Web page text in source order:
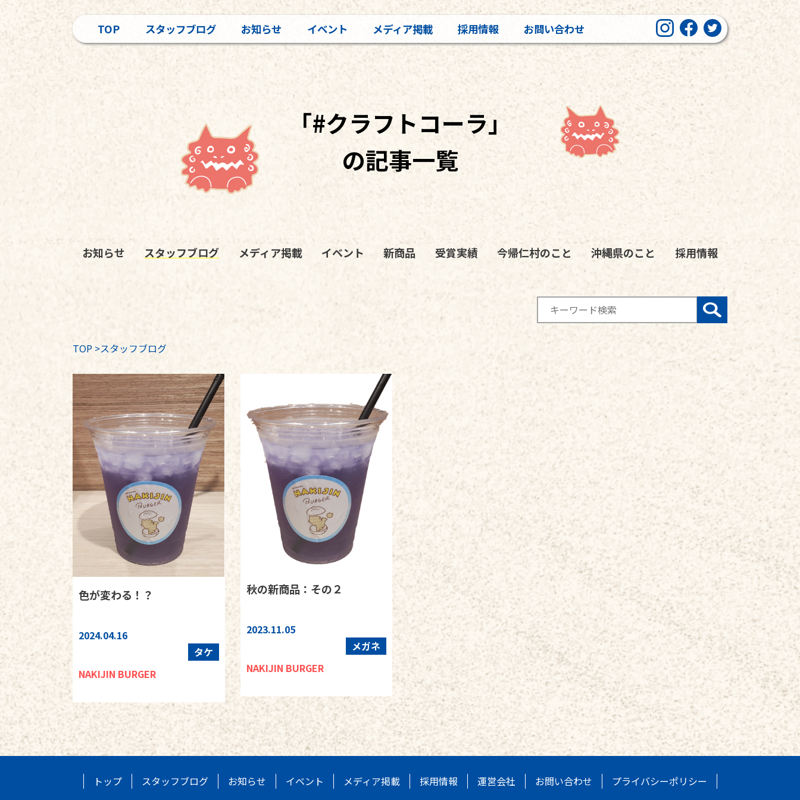
TOP スタッフブログ お知らせ イベント メディア掲載 採用情報 お問い合わせ
「#クラフトコーラ」
の記事一覧
お知らせ スタッフブログ メディア掲載 イベント 新商品 受賞実績 今帰仁村のこと 沖縄県のこと 採用情報
TOP >スタッフブログ
色が変わる！？
2024.04.16
タケ
NAKIJIN BURGER
秋の新商品：その２
2023.11.05
メガネ
NAKIJIN BURGER
トップ スタッフブログ お知らせ イベント メディア掲載 採用情報 運営会社 お問い合わせ プライバシーポリシー